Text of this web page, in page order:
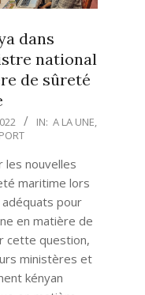
dans
national
de sûreté
IN: A LA UNE,
les nouvelles
maritime lors
adéquats pour
en matière de
cette question,
ministères et
kényan